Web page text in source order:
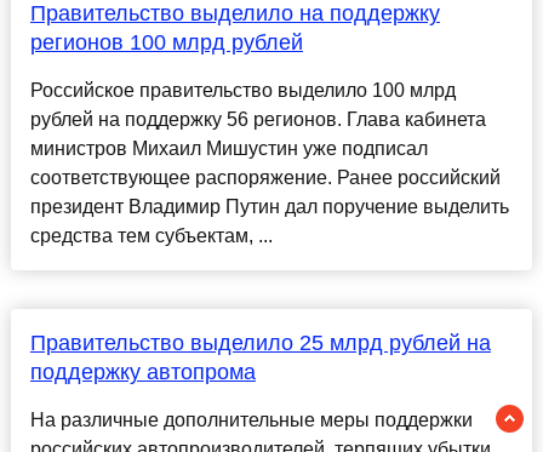
Правительство выделило на поддержку
регионов 100 млрд рублей
Российское правительство выделило 100 млрд
рублей на поддержку 56 регионов. Глава кабинета
министров Михаил Мишустин уже подписал
соответствующее распоряжение. Ранее российский
президент Владимир Путин дал поручение выделить
средства тем субъектам, ...
Правительство выделило 25 млрд рублей на
поддержку автопрома
На различные дополнительные меры поддержки